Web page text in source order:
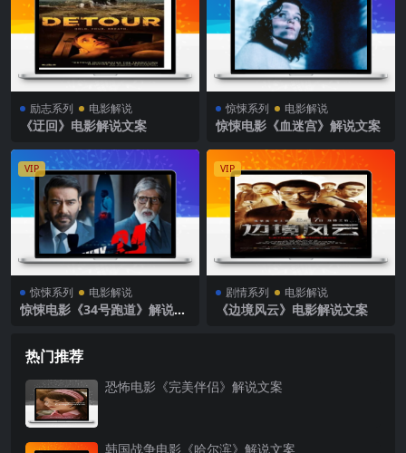
励志系列 电影解说
《迂回》电影解说文案
惊悚系列 电影解说
惊悚电影《血迷宫》解说文案
VIP
惊悚系列 电影解说
惊悚电影《34号跑道》解说文
VIP
剧情系列 电影解说
《边境风云》电影解说文案
热门推荐
恐怖电影《完美伴侣》解说文案
韩国战争电影《哈尔滨》解说文案